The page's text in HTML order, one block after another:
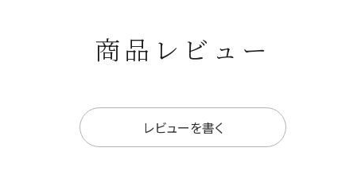
商品レビュー
レビューを書く